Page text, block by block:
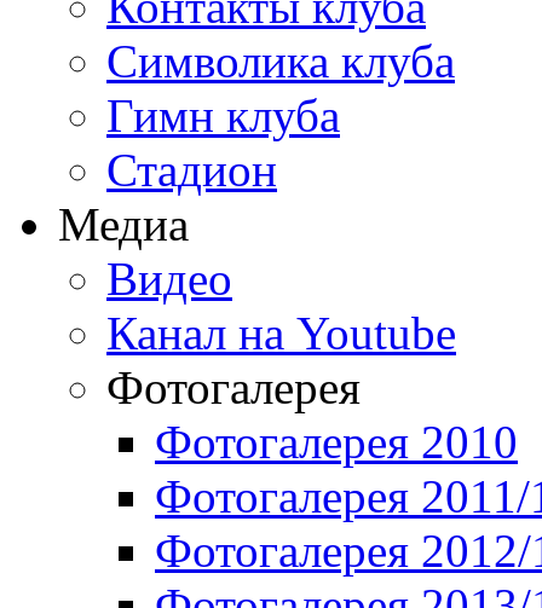
Символика клуба
Гимн клуба
Стадион
Медиа
Видео
Канал на Youtube
Фотогалерея
Фотогалерея 2010
Фотогалерея 2011/
Фотогалерея